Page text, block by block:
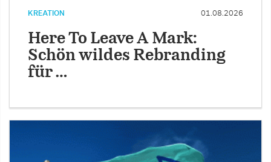
KREATION 01.08.2026
Here To Leave A Mark:
Schön wildes Rebranding
für …